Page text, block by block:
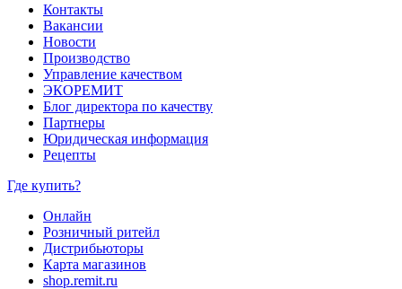
Контакты
Вакансии
Новости
Производство
Управление качеством
ЭКОРЕМИТ
Блог директора по качеству
Партнеры
Юридическая информация
Рецепты
Где купить?
Онлайн
Розничный ритейл
Дистрибьюторы
Карта магазинов
shop.remit.ru